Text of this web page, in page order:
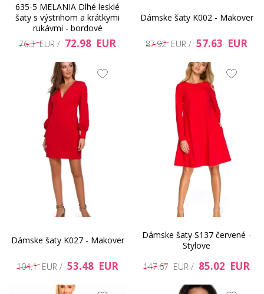
635-5 MELANIA Dlhé lesklé
šaty s výstrihom a krátkymi
rukávmi - bordové
76.3 EUR / 72.98 EUR
Dámske šaty K002 - Makover
87.92 EUR / 57.63 EUR
Dámske šaty K027 - Makover
104.1 EUR / 53.48 EUR
Dámske šaty S137 červené -
Stylove
147.67 EUR / 85.02 EUR